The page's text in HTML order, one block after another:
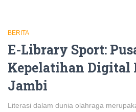
BERITA
E-Library Sport:
Kepelatihan Digital
Jambi
Literasi dalam dunia olahraga